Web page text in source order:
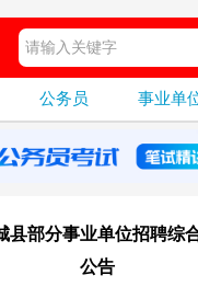
公务员 事业单
县部分事业单位招聘综
公告